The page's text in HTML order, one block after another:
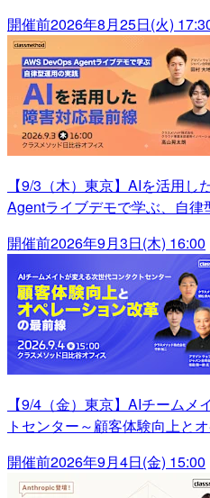
開催前2026年8月25日(火)
【9/3（木）東京】AIを活用
Agentライブデモで学ぶ、自律
開催前2026年9月3日(木) 16:00
【9/4（金）東京】AIチーム
トセンター～顧客体験向上と
開催前2026年9月4日(金) 15:00